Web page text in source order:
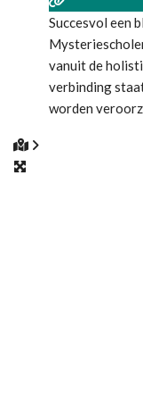
Succesvol een
vanuit de
verbinding
worden